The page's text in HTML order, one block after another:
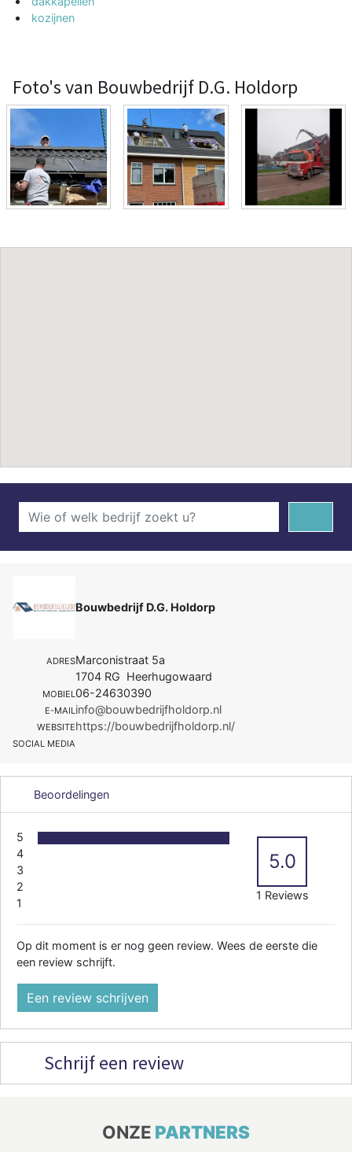
kozijnen
Foto's van Bouwbedrijf D.G. Holdorp
Bouwbedrijf D.G. Holdorp
ADRESMarconistraat 5a
1704 RG Heerhugowaard
MOBIEL06-24630390
E-MAILinfo@bouwbedrijfholdorp.nl
WEBSITEhttps://bouwbedrijfholdorp.nl/
SOCIAL MEDIA
Beoordelingen
5
4
3
2
1
5.0
1 Reviews
Op dit moment is er nog geen review. Wees de eerste die
een review schrijft.
Een review schrijven
Schrijf een review
ONZE PARTNERS